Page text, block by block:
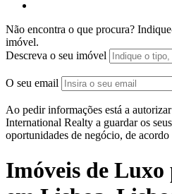
Não encontra o que procura?
imóvel.
Descreva o seu imóvel
O seu email
Ao pedir informações está a
International Realty a guardar os
oportunidades de negócio, de
Imóveis de Luxo